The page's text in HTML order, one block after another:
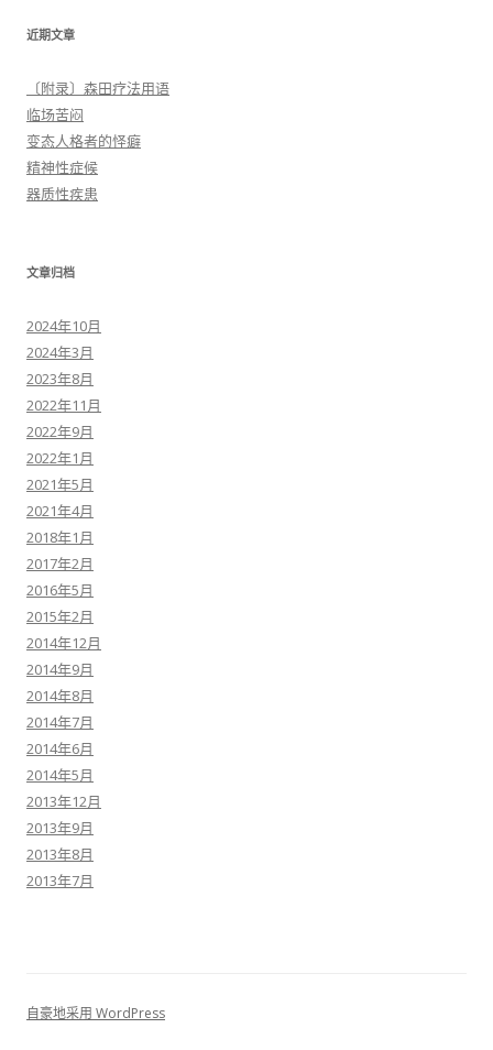
近期文章
〔附录〕森田疗法用语
临场苦闷
变态人格者的怪癖
精神性症候
器质性疾患
文章归档
2024年10月
2024年3月
2023年8月
2022年11月
2022年9月
2022年1月
2021年5月
2021年4月
2018年1月
2017年2月
2016年5月
2015年2月
2014年12月
2014年9月
2014年8月
2014年7月
2014年6月
2014年5月
2013年12月
2013年9月
2013年8月
2013年7月
自豪地采用 WordPress